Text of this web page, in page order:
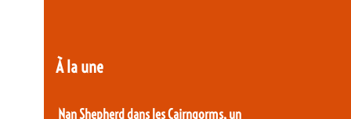
À la une
Nan Shepherd dans les Cairngorms, un